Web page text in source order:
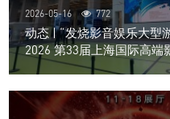
2026-05-16 772
动态 | “发烧影音娱乐大型
2026 第33届上海国际高端